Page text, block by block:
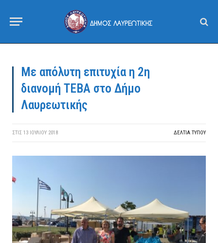
Με απόλυτη επιτυχία η 2η
διανομή ΤΕΒΑ στο Δήμο
Λαυρεωτικής
ΣΤΙΣ 13 ΙΟΥΛΊΟΥ 2018 ΔΕΛΤΙΑ ΤΥΠΟΥ